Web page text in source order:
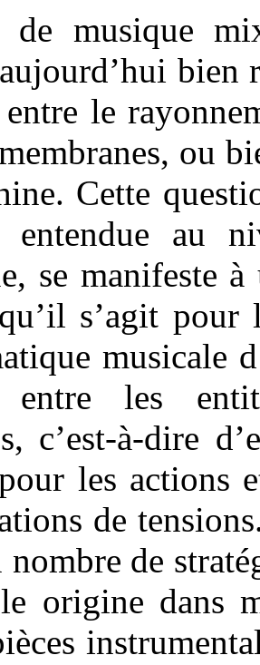
de musique
bien
le
ou
Cette
au
se manifeste
s’agit pour
musicale
entre les
c’est-à-dire
les actions
de
nombre de
origine dans